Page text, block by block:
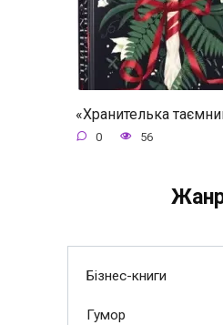
«Хранителька
0 56
Бізнес-книги
Гумор